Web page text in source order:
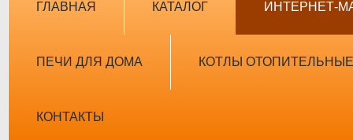
ГЛАВНАЯ КАТАЛОГ ИНТЕРНЕТ-
ПЕЧИ ДЛЯ ДОМА КОТЛЫ ОТОПИТЕЛЬНЫЕ
КОНТАКТЫ